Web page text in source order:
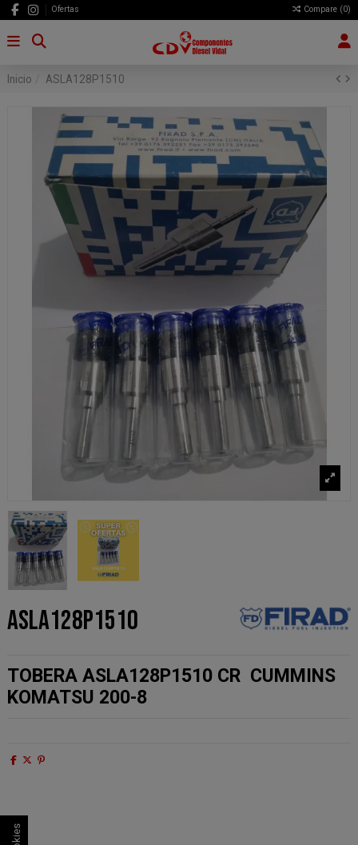
Ofertas Compare (0)
Inicio ASLA128P1510
ASLA128P1510
TOBERA ASLA128P1510 CR CUMMINS
KOMATSU 200-8